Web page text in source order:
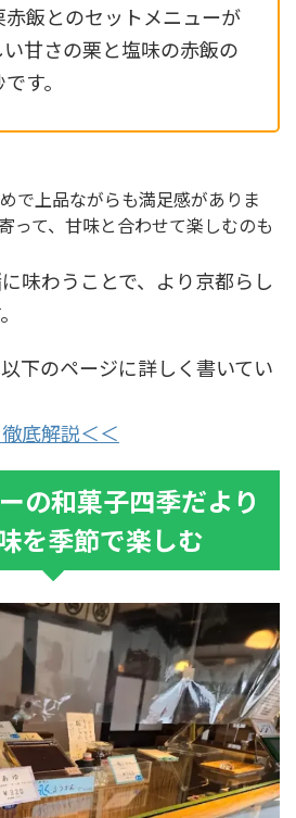
飯とのセットメニューが
甘さの栗と塩味の赤飯の
す。
で上品ながらも満足感がありま
って、甘味と合わせて楽しむのも
味わうことで、より京都らし
下のページに詳しく書いてい
底解説＜＜
の和菓子四季だより
を季節で楽しむ